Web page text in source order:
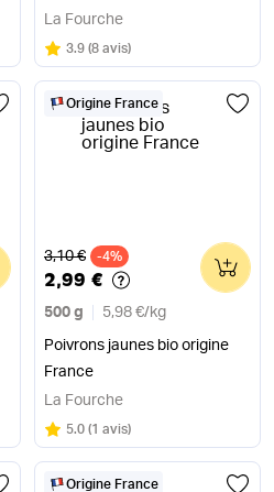
La Fourche
Note
3.9 sur 5
(8 avis)
Origine France
Ancien prix
3,10 € -4%
2,99 €
500 g 5,98 €/ kg
Poivrons jaunes bio origine
France
0
La Fourche
Note
5.0 sur 5
(1 avis)
Origine France